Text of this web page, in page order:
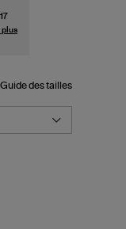
17
plus
Guide des tailles